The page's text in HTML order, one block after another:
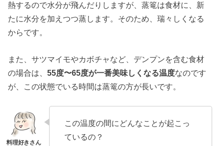
熱するので水分が飛んだりしますが、蒸篭は食材に、新
たに水分を加えつつ蒸します。そのため、瑞々しくなる
からです。
また、サツマイモやカボチャなど、デンプンを含む食材
の場合は、55度〜65度が一番美味しくなる温度なのです
が、この状態でいる時間は蒸篭の方が長いです。
この温度の間にどんなことが起こっ
ているの？